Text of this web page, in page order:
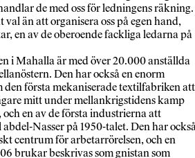
de med oss för ledningens räkning.
än att organisera oss på egen hand,
en av de oberoende fackliga ledarna på
i Mahalla är med över 20.000 anställda
Den har också en enorm
den första mekaniserade textilfabriken att
mitt under mellankrigstidens kamp
en av de första industrierna att
Nasser på 1950-talet. Den har
centrum för arbetarrörelsen, och en
brukar beskrivas som gnistan som